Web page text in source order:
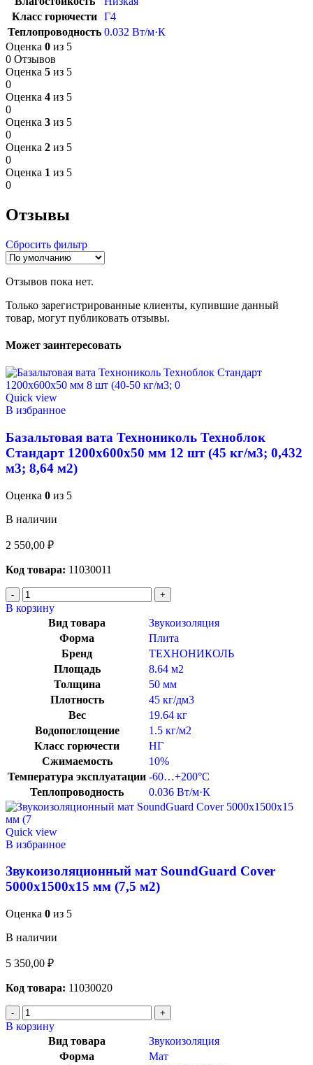
Класс горючести Г4
Теплопроводность 0.032 Вт/м·К
Оценка 0 из 5
0 Отзывов
Оценка 5 из 5
0
Оценка 4 из 5
0
Оценка 3 из 5
0
Оценка 2 из 5
0
Оценка 1 из 5
0
Отзывы
Сбросить фильтр
Отзывов пока нет.
Только зарегистрированные клиенты, купившие данный
товар, могут публиковать отзывы.
Может заинтересовать
Quick view
В избранное
Базальтовая вата Технониколь Техноблок
Стандарт 1200х600х50 мм 12 шт (45 кг/м3; 0,432
м3; 8,64 м2)
Оценка 0 из 5
В наличии
2 550,00 ₽
Код товара: 11030011
В корзину
Вид товара
Звукоизоляция
Форма
Плита
Бренд
ТЕХНОНИКОЛЬ
Площадь
8.64 м2
Толщина
50 мм
Плотность
45 кг/дм3
Вес
19.64 кг
Водопоглощение
1.5 кг/м2
Класс горючести
НГ
Сжимаемость
10%
Температура эксплуатации -60…+200°C
Теплопроводность
0.036 Вт/м·К
Quick view
В избранное
Звукоизоляционный мат SoundGuard Cover
5000х1500х15 мм (7,5 м2)
Оценка 0 из 5
В наличии
5 350,00 ₽
Код товара: 11030020
В корзину
Вид товара
Звукоизоляция
Форма
Мат